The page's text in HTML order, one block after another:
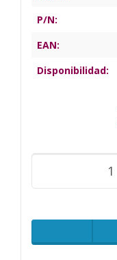
P/N:
EAN:
Disponibilidad: